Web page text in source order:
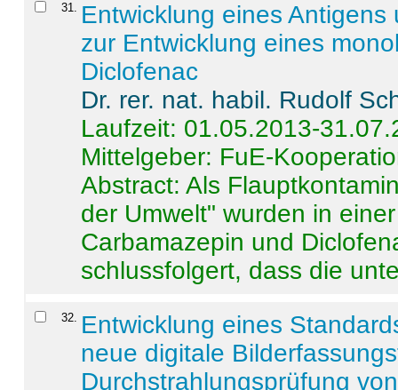
31. Entwicklung eines
zur Entwicklung eines
Diclofenac
Dr. rer. nat. habil. Rudolf
Laufzeit: 01.05.2013-
Mittelgeber: FuE-
Abstract:Als
der Umwelt" wurden in
Carbamazepin und
schlussfolgert, dass die
32. Entwicklung eines
neue digitale
Durchstrahlungsprüfung